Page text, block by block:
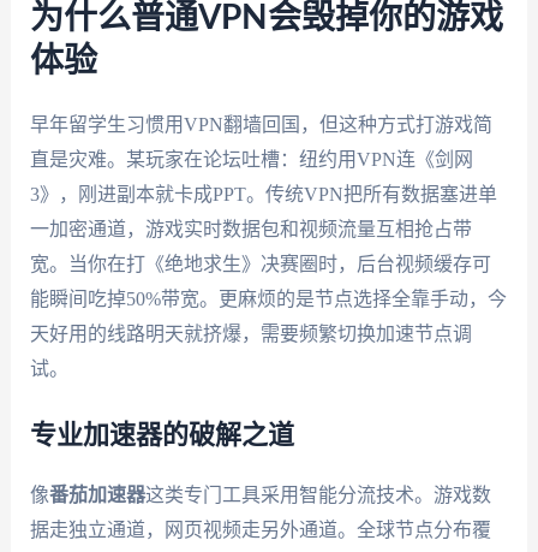
为什么普通VPN会毁掉你的游戏
体验
早年留学生习惯用VPN翻墙回国，但这种方式打游戏简
直是灾难。某玩家在论坛吐槽：纽约用VPN连《剑网
3》，刚进副本就卡成PPT。传统VPN把所有数据塞进单
一加密通道，游戏实时数据包和视频流量互相抢占带
宽。当你在打《绝地求生》决赛圈时，后台视频缓存可
能瞬间吃掉50%带宽。更麻烦的是节点选择全靠手动，今
天好用的线路明天就挤爆，需要频繁切换加速节点调
试。
专业加速器的破解之道
像番茄加速器这类专门工具采用智能分流技术。游戏数
据走独立通道，网页视频走另外通道。全球节点分布覆